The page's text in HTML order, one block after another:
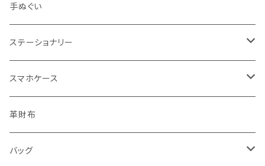
手のひらサイズ
バッグサイズ
手ぬぐい
ステーショナリー
ポストカード・ボールペン
レターセット・メモ
シール・ステッカー・マスキングテープ
スマホケース
手帳型ケース
グリップ型ケース
革財布
バッグ